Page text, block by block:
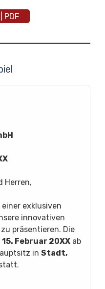
PDF
Herren,
exklusiven
innovativen
präsentieren. Die
15. Februar 20XX ab
in Stadt,